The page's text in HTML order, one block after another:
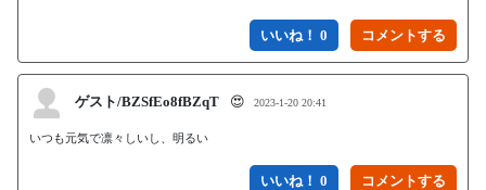
いいね！ 0
ゲスト/BZSfEo8fBZqT 😍 2023-1-20 20:41
いつも元気で凛々しいし、明るい
いいね！ 0